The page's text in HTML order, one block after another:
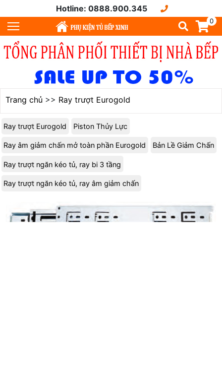
Hotline: 0888.900.345
0
Trang chủ >> Ray trượt Eurogold
Ray trượt Eurogold Piston Thủy Lực
Ray âm giảm chấn mở toàn phần Eurogold Bản Lề Giảm Chấn
Ray trượt ngăn kéo tủ, ray bi 3 tầng
Ray trượt ngăn kéo tủ, ray âm giảm chấn